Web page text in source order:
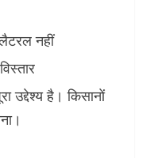
नहीं
उद्देश्य है। किसानों